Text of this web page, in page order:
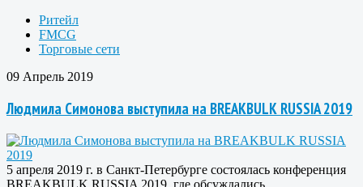
Ритейл
FMCG
Торговые сети
09 Апрель 2019
Людмила Симонова выступила на BREAKBULK RUSSIA 2019
5 апреля 2019 г. в Санкт-Петербурге состоялась конференция
BREAKBULK RUSSIA 2019, где обсуждались